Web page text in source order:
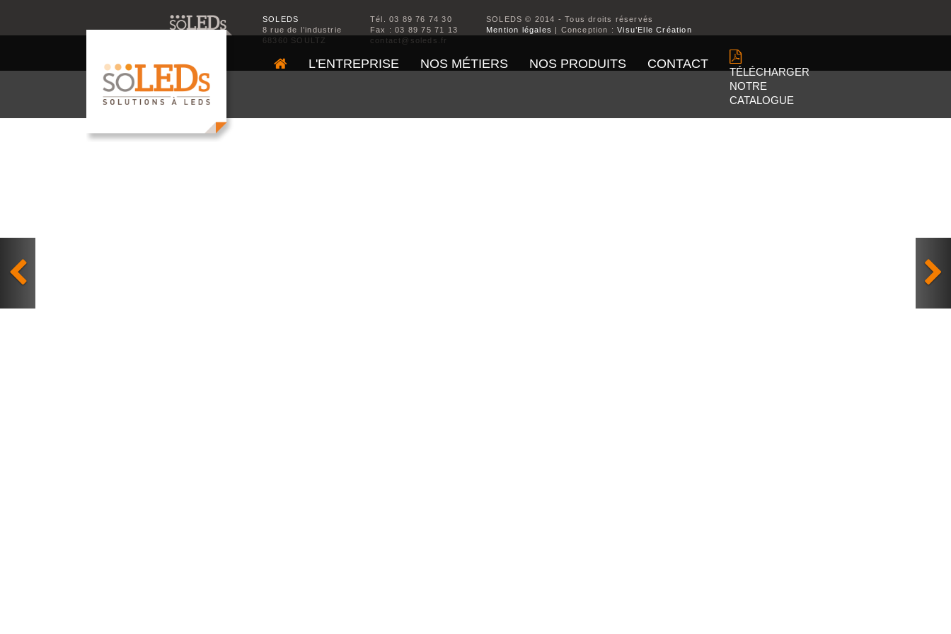
L'ENTREPRISE NOS MÉTIERS NOS PRODUITS CONTACT
TÉLÉCHARGER
NOTRE
CATALOGUE
SOLEDS
8 rue de l’industrie
68360 SOULTZ
Tél. 03 89 76 74 30
Fax : 03 89 75 71 13
contact@soleds.fr
SOLEDS © 2014 - Tous droits réservés
Mention légales | Conception :Visu’Elle Création